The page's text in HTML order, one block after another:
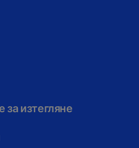
изтегляне